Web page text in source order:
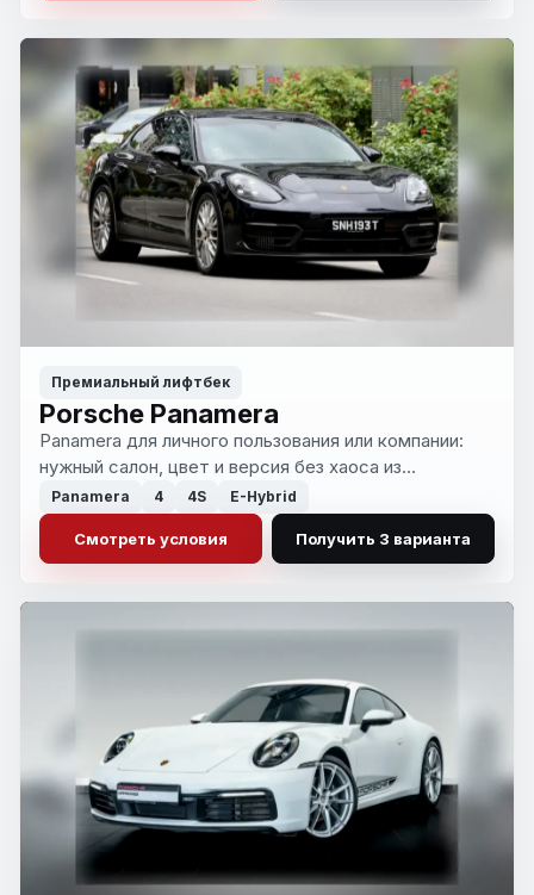
Премиальный лифтбек
Porsche Panamera
Panamera для личного пользования или компании:
нужный салон, цвет и версия без хаоса из
объявлений. Возвращаем короткий список
вариантов, которые можно спокойно сравнить и
выбрать.
Panamera 4 4S E-Hybrid
Смотреть условия Получить 3 варианта